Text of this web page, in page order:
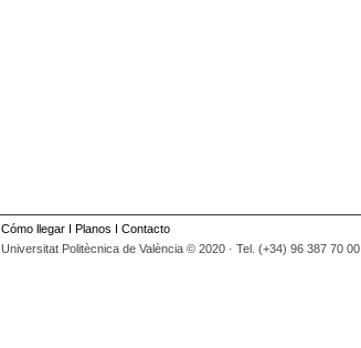
Cómo llegar I Planos I Contacto
Universitat Politècnica de València © 2020 · Tel. (+34) 96 387 70 00